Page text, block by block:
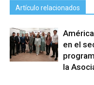
Artículo relacionados
en el
la